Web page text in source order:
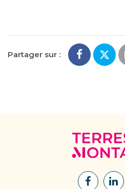
Partager sur :
Lien
Lien